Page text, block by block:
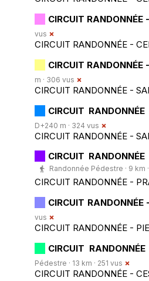
CIRCUIT
vus
CIRCUIT RANDONNÉE -
CIRCUIT
m · 306 vus
CIRCUIT RANDONNÉE -
CIRCUIT
D+240 m · 324 vus
CIRCUIT RANDONNÉE -
CIRCUIT
Randonnée Pédestre · 9 km
CIRCUIT RANDONNÉE -
CIRCUIT RANDONNÉE
vus
CIRCUIT RANDONNÉE -
CIRCUIT
Pédestre · 13 km · 251 vus
CIRCUIT RANDONNÉE -